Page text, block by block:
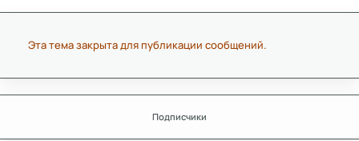
Эта тема закрыта для публикации сообщений.
Подписчики